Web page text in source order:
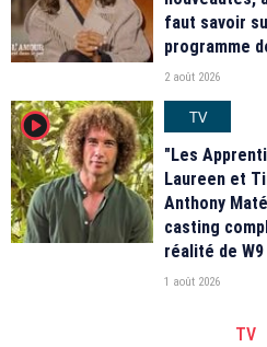
faut savoir
programme
2 août 2026
player2
TV
"Les
Laureen et
Anthony
casting
réalité de W9
1 août 2026
TV